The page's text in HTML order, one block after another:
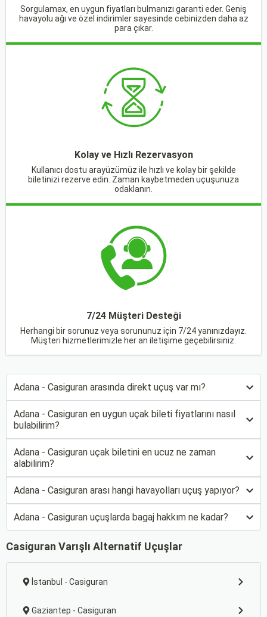
Sorgulamax, en uygun fiyatları bulmanızı garanti eder. Geniş
havayolu ağı ve özel indirimler sayesinde cebinizden daha az
para çıkar.
Kolay ve Hızlı Rezervasyon
Kullanıcı dostu arayüzümüz ile hızlı ve kolay bir şekilde
biletinizi rezerve edin. Zaman kaybetmeden uçuşunuza
odaklanın.
7/24 Müşteri Desteği
Herhangi bir sorunuz veya sorununuz için 7/24 yanınızdayız.
Müşteri hizmetlerimizle her an iletişime geçebilirsiniz.
Adana - Casiguran arasında direkt uçuş var mı?
Adana - Casiguran en uygun uçak bileti fiyatlarını nasıl
bulabilirim?
Adana - Casiguran uçak biletini en ucuz ne zaman
alabilirim?
Adana - Casiguran arası hangi havayolları uçuş yapıyor?
Adana - Casiguran uçuşlarda bagaj hakkım ne kadar?
Casiguran Varışlı Alternatif Uçuşlar
İstanbul - Casiguran
Gaziantep - Casiguran